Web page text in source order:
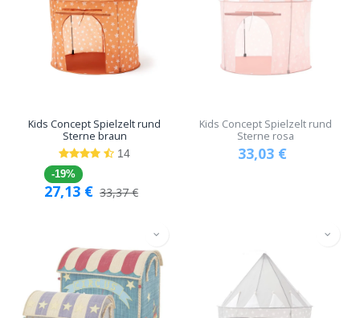
Kids Concept Spielzelt rund
Sterne braun
14
-19%
27,13 € 33,37€
Kids Concept Spielzelt rund
Sterne rosa
33,03 €